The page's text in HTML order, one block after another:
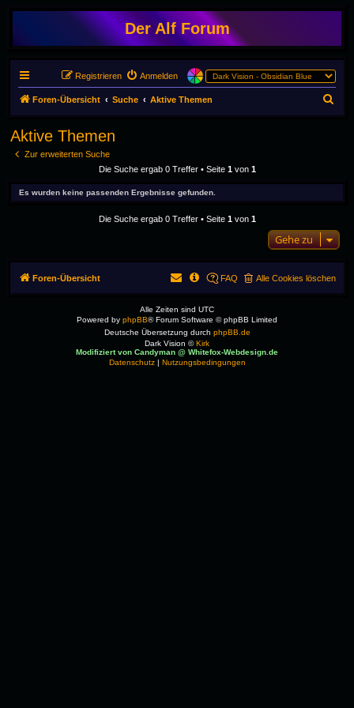
Der Alf Forum
Anmelden
Registrieren
Foren-Übersicht Suche Aktive Themen
u
Aktive Themen
Zur erweiterten Suche
Die Suche ergab 0 Treffer • Seite 1von 1
Es wurden keine passenden Ergebnisse gefunden.
Die Suche ergab 0 Treffer • Seite 1von 1
Gehe zu
Foren-Übersicht Alle Cookies löschen
FAQ
Alle Zeiten sind UTC
Powered by phpBB® Forum Software © phpBB Limited
Deutsche Übersetzung durch phpBB.de
Dark Vision © Kirk
Modifiziert von Candyman @ Whitefox-Webdesign.de
Datenschutz| Nutzungsbedingungen